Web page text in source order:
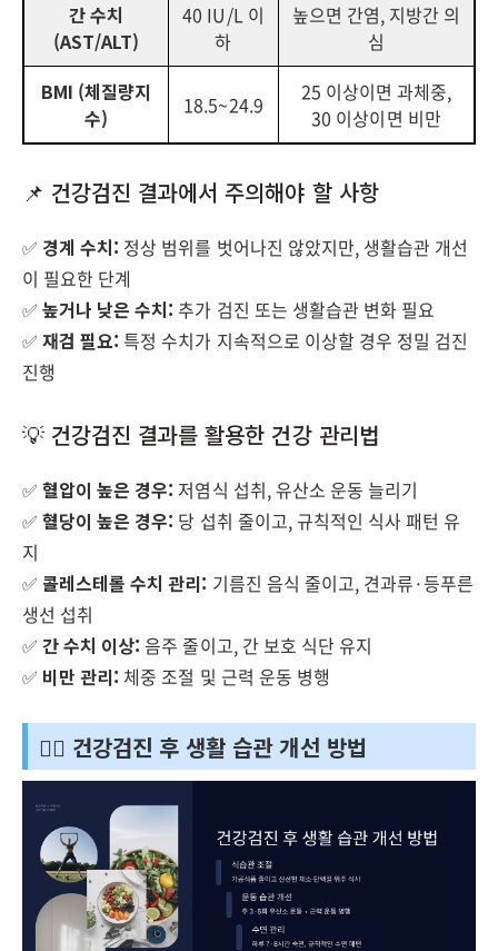
간 수치
(AST/ALT)
40 IU/L 이
하
높으면 간염, 지방간 의
심
BMI (체질량지
수)
18.5~24.9
25 이상이면 과체중,
30 이상이면 비만
📌 건강검진 결과에서 주의해야 할 사항
✅ 경계 수치: 정상 범위를 벗어나진 않았지만, 생활습관 개선
이 필요한 단계
✅높거나 낮은 수치: 추가 검진 또는 생활습관 변화 필요
✅재검 필요: 특정 수치가 지속적으로 이상할 경우 정밀 검진
진행
💡 건강검진 결과를 활용한 건강 관리법
✅혈압이 높은 경우: 저염식 섭취, 유산소 운동 늘리기
✅혈당이 높은 경우: 당 섭취 줄이고, 규칙적인 식사 패턴 유
지
✅ 콜레스테롤 수치 관리: 기름진 음식 줄이고, 견과류·등푸른
생선 섭취
✅간 수치 이상: 음주 줄이고, 간 보호 식단 유지
✅ 비만 관리: 체중 조절 및 근력 운동 병행
🏃‍♂️ 건강검진 후 생활 습관 개선 방법